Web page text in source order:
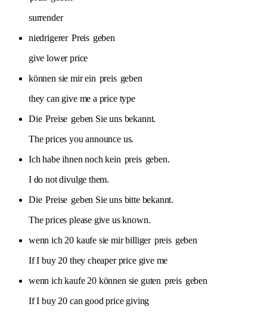
surrender
niedrigerer Preis geben
give lower price
können sie mir ein preis geben
they can give me a price type
Die Preise geben Sie uns bekannt.
The prices you announce us.
Ich habe ihnen noch kein preis geben.
I do not divulge them.
Die Preise geben Sie uns bitte bekannt.
The prices please give us known.
wenn ich 20 kaufe sie mir billiger preis geben
If I buy 20 they cheaper price give me
wenn ich kaufe 20 können sie guten preis geben
If I buy 20 can good price giving